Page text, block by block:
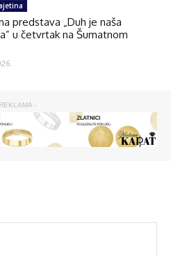
predstava „Duh je naša
u četvrtak na Šumatnom
-